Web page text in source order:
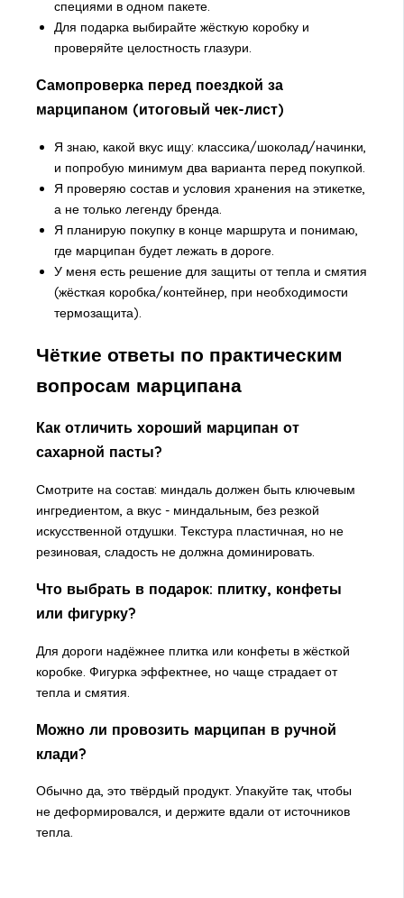
специями в одном пакете.
Для подарка выбирайте жёсткую коробку и
проверяйте целостность глазури.
Самопроверка перед поездкой за
марципаном (итоговый чек-лист)
Я знаю, какой вкус ищу: классика/шоколад/начинки,
и попробую минимум два варианта перед покупкой.
Я проверяю состав и условия хранения на этикетке,
а не только легенду бренда.
Я планирую покупку в конце маршрута и понимаю,
где марципан будет лежать в дороге.
У меня есть решение для защиты от тепла и смятия
(жёсткая коробка/контейнер, при необходимости
термозащита).
Чёткие ответы по практическим
вопросам марципана
Как отличить хороший марципан от
сахарной пасты?
Смотрите на состав: миндаль должен быть ключевым
ингредиентом, а вкус - миндальным, без резкой
искусственной отдушки. Текстура пластичная, но не
резиновая, сладость не должна доминировать.
Что выбрать в подарок: плитку, конфеты
или фигурку?
Для дороги надёжнее плитка или конфеты в жёсткой
коробке. Фигурка эффектнее, но чаще страдает от
тепла и смятия.
Можно ли провозить марципан в ручной
клади?
Обычно да, это твёрдый продукт. Упакуйте так, чтобы
не деформировался, и держите вдали от источников
тепла.